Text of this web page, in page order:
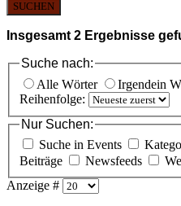
SUCHEN
Insgesamt 2 Ergebnisse
Suche nach:
Alle Wörter
Irgendein
Reihenfolge:
Nur Suchen:
Suche in Events
Beiträge
Newsfeeds
Anzeige #